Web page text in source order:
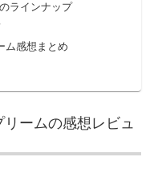
ラインナップ
ム感想まとめ
ームの感想レビュ